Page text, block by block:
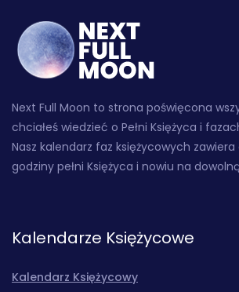
Next Full Moon to strona poświęcona
chciałeś wiedzieć o Pełni Księżyca i
Nasz kalendarz faz księżycowych zawiera
godziny pełni Księżyca i nowiu na
Kalendarze Księżycowe
Kalendarz Księżycowy